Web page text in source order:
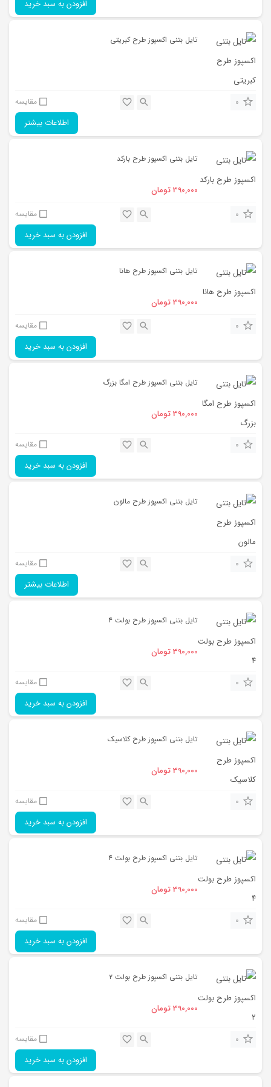
می‏‌طلبد. از همین روست که هر روز به تعداد استفاده‏ کنندگان سرویس‌های
اینترنتی و مشتریان فروشگاه‏‏‌‏های اینترنتی افزوده می‌‏‏شود.
افزودن به سبد خرید
تایل بتنی اکسپوز طرح کبریتی
0
اطلاعات بیشتر
مقایسه
تایل بتنی اکسپوز طرح بارکد
390,000تومان
0
افزودن به سبد خرید
مقایسه
تایل بتنی اکسپوز طرح هانا
390,000تومان
0
افزودن به سبد خرید
مقایسه
تایل بتنی اکسپوز طرح امگا بزرگ
390,000تومان
0
افزودن به سبد خرید
مقایسه
تایل بتنی اکسپوز طرح مالون
0
اطلاعات بیشتر
مقایسه
تایل بتنی اکسپوز طرح بولت ۴
390,000تومان
0
افزودن به سبد خرید
مقایسه
تایل بتنی اکسپوز طرح کلاسیک
390,000تومان
0
افزودن به سبد خرید
مقایسه
تایل بتنی اکسپوز طرح بولت ۴
390,000تومان
0
افزودن به سبد خرید
مقایسه
تایل بتنی اکسپوز طرح بولت ۲
390,000تومان
0
افزودن به سبد خرید
مقایسه